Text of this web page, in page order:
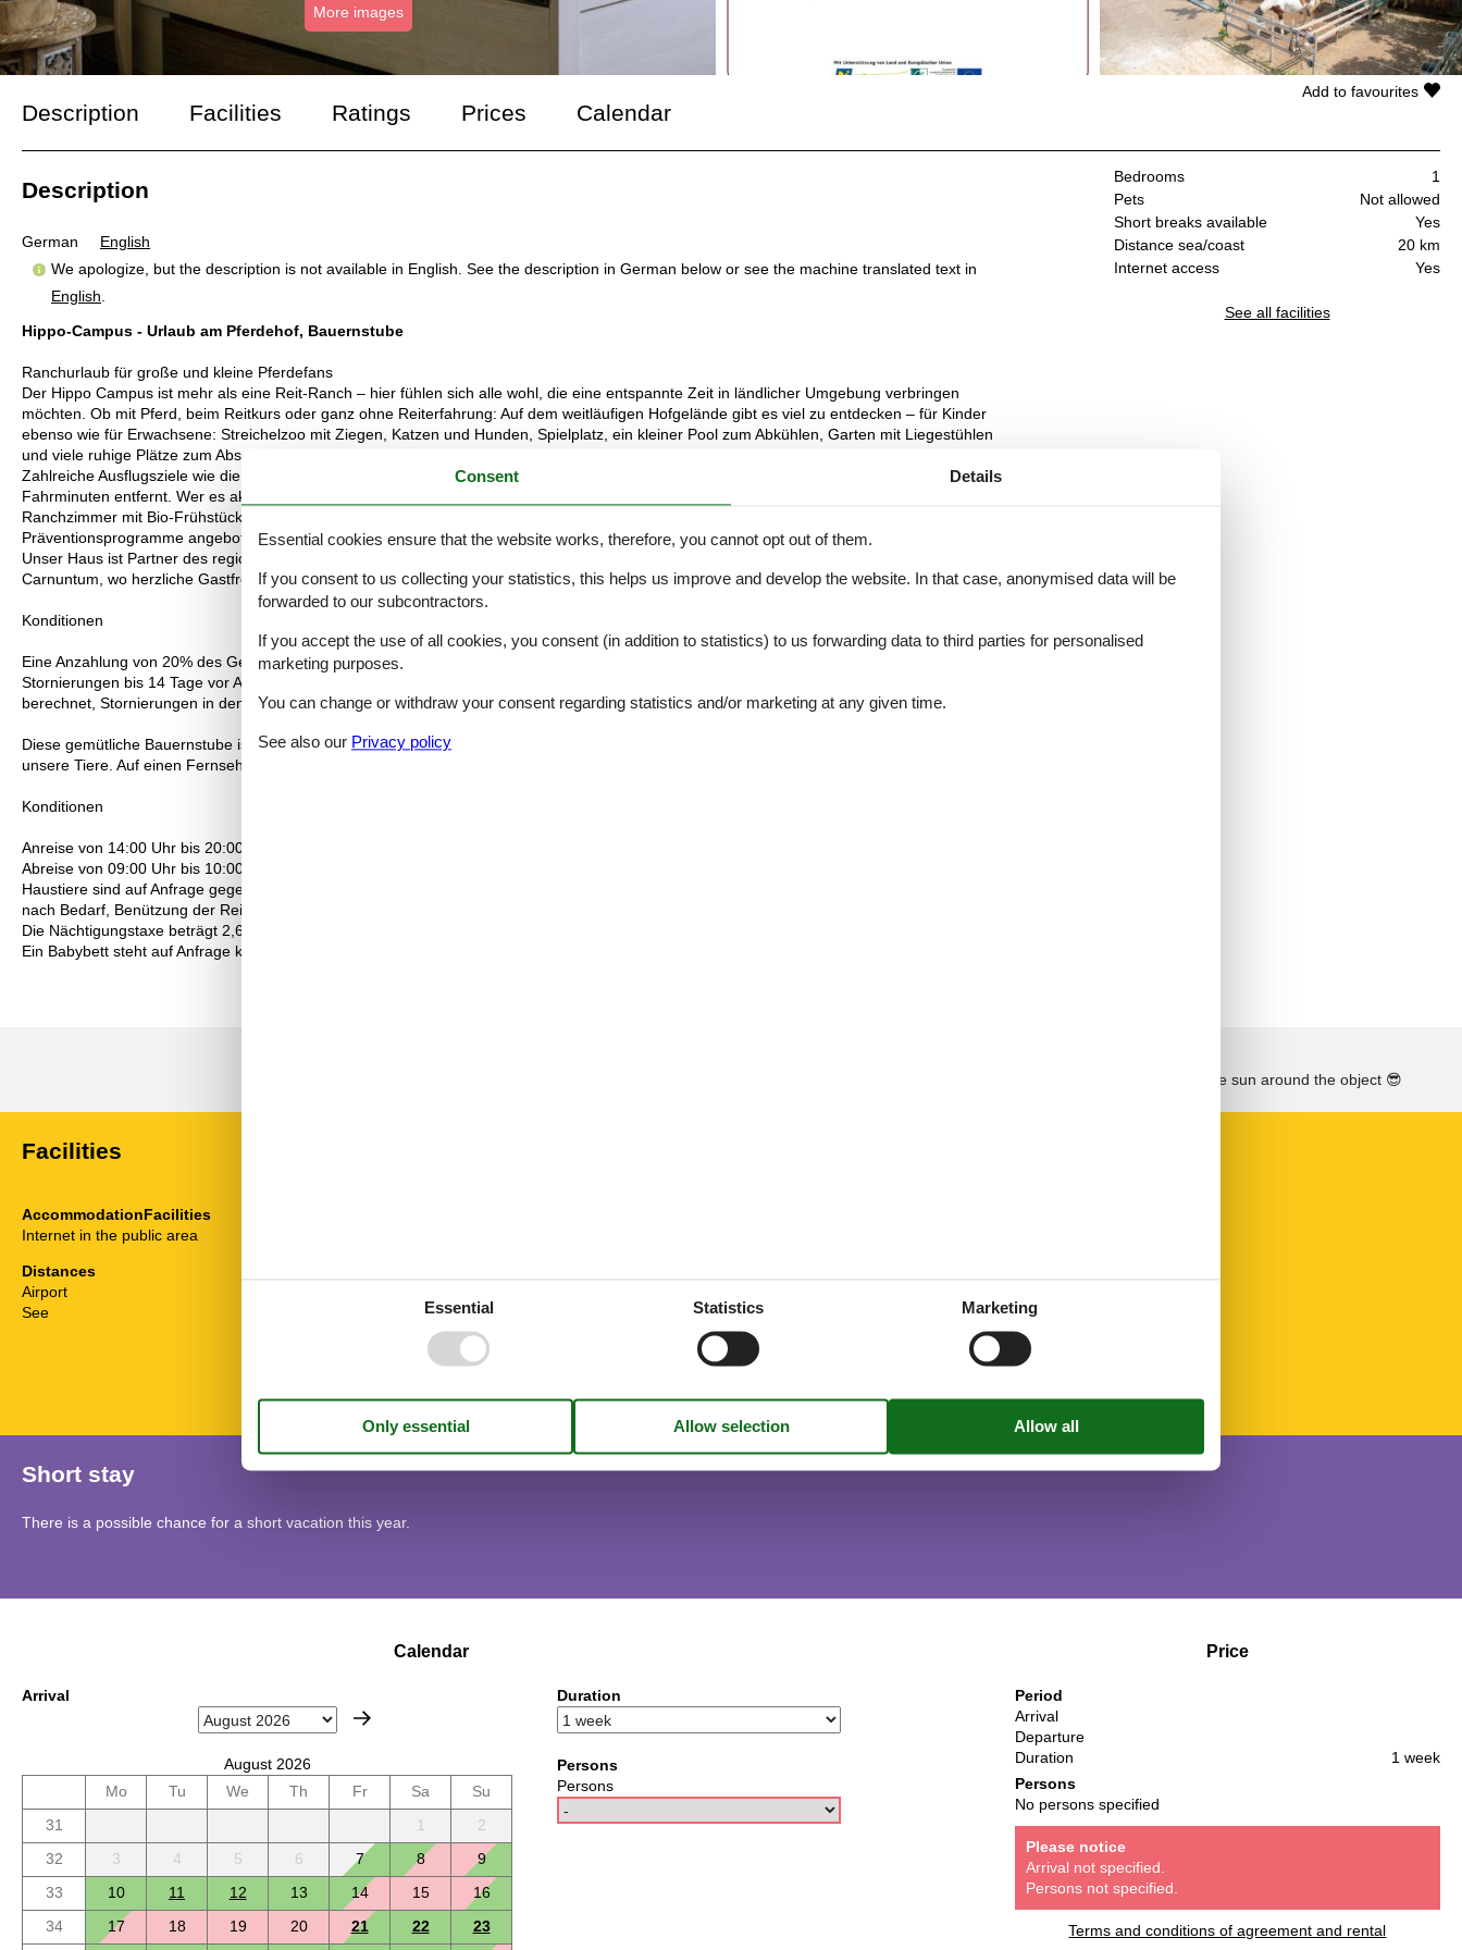
More images
Description Facilities Ratings Prices Calendar
Bedrooms
1
Pets
Not allowed
Short breaks available
Yes
Distance sea/coast
20 km
Internet access
Yes
See all facilities
Add to favourites
Description
German
English
We apologize, but the description is not available in English. See the description in German below or see the machine translated text in
English.
Hippo-Campus - Urlaub am Pferdehof, Bauernstube
Ranchurlaub für große und kleine Pferdefans
Der Hippo Campus ist mehr als eine Reit-Ranch – hier fühlen sich alle wohl, die eine entspannte Zeit in ländlicher Umgebung verbringen
möchten. Ob mit Pferd, beim Reitkurs oder ganz ohne Reiterfahrung: Auf dem weitläufigen Hofgelände gibt es viel zu entdecken – für Kinder
ebenso wie für Erwachsene: Streichelzoo mit Ziegen, Katzen und Hunden, Spielplatz, ein kleiner Pool zum Abkühlen, Garten mit Liegestühlen
und viele ruhige Plätze zum Abschalten.
Zahlreiche Ausflugsziele wie die Römerstadt Carnuntum, die Marchfeldschlösser oder das Designer Outlet Parndorf liegen nur wenige
Fahrminuten entfernt. Wer es aktiv mag, leiht sich ein Fahrrad oder besucht den nahegelegenen Badesee.
Ranchzimmer mit Bio-Frühstück bieten behaglichen Komfort. Zusätzlich werden Reitunterricht, Ausritte, Fastenwochen oder Burn-Out-
Präventionsprogramme angeboten – alles auf Wunsch individuell kombinierbar.
Unser Haus ist Partner des regionalen Qualitätsverbunds Edition Carnuntum, einer exklusiven Kollektion von Unterkünften in der Region
Carnuntum, wo herzliche Gastfreundschaft auf Weltkultur trifft.
Konditionen
Eine Anzahlung von 20% des Gesamtpreises wird nach Buchung fällig.
Stornierungen bis 14 Tage vor Anreise sind kostenfrei, Stornierungen zwischen 14-7 Tagen vor der Anreise werden mit 50% der Gesamtkosten
berechnet, Stornierungen in den 7 Tagen vor der Anreise werden mit 100% der Gesamtkosten berechnet.
Diese gemütliche Bauernstube ist mit Vollholzmöbel ausgestattet. Vom Fenster aus haben Sie einen herrlichen Blick auf unseren Garten und
unsere Tiere. Auf einen Fernseher haben wir in diesem Zimmer extra verzichtet.
Konditionen
Anreise von 14:00 Uhr bis 20:00 Uhr
Abreise von 09:00 Uhr bis 10:00 Uhr
Haustiere sind auf Anfrage gegen Gebühr gestattet. Hunde pro Tag ohne Futter EUR 10,--; Pferde pro Tag in der Box, Heu, Koppel, Paddock
nach Bedarf, Benützung der Reitanlage EUR 20,--
Die Nächtigungstaxe beträgt 2,60€ pro Person/Nacht und wird vor Ort separat berechnet.
Ein Babybett steht auf Anfrage kostenfrei zur Verfügung.
See the course of the sun around the object 😎
Facilities
AccommodationFacilities
Internet in the public area
Distances
Airport
See
Double bed
Internet - WiFi
Shower/toilet
Towels
Short stay
There is a possible chance for a short vacation this year.
Calendar
Arrival
August 2026
Mo
Tu We Th Fr Sa
Su
31
1
2
32
3 4 5 6 7 8
9
33
10 11 12 13 14 15
16
34
17 18 19 20 21 22
23
Duration
Persons
Persons
Price
Period
Arrival
Departure
Duration
1 week
Persons
No persons specified
Please notice
Arrival not specified.
Persons not specified.
Terms and conditions of agreement and rental
Consent Details
Essential cookies ensure that the website works, therefore, you cannot opt out of them.
If you consent to us collecting your statistics, this helps us improve and develop the website. In that case, anonymised data will be
forwarded to our subcontractors.
If you accept the use of all cookies, you consent (in addition to statistics) to us forwarding data to third parties for personalised
marketing purposes.
You can change or withdraw your consent regarding statistics and/or marketing at any given time.
See also our Privacy policy
Essential Statistics Marketing